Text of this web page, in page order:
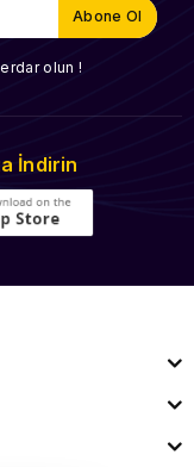
olun !
İndirin